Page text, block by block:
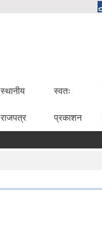
स्थानीय
राजपत्र
स्वतः
प्रकाशन